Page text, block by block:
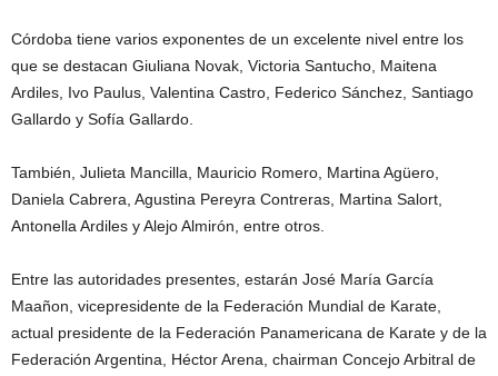
Córdoba tiene varios exponentes de un excelente nivel entre los
que se destacan Giuliana Novak, Victoria Santucho, Maitena
Ardiles, Ivo Paulus, Valentina Castro, Federico Sánchez, Santiago
Gallardo y Sofía Gallardo.
También, Julieta Mancilla, Mauricio Romero, Martina Agüero,
Daniela Cabrera, Agustina Pereyra Contreras, Martina Salort,
Antonella Ardiles y Alejo Almirón, entre otros.
Entre las autoridades presentes, estarán José María García
Maañon, vicepresidente de la Federación Mundial de Karate,
actual presidente de la Federación Panamericana de Karate y de la
Federación Argentina, Héctor Arena, chairman Concejo Arbitral de